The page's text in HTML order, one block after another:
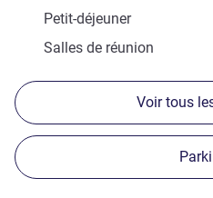
Petit-déjeuner
Salles de réunion
Voir tous